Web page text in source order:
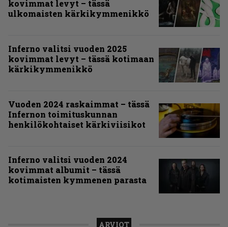
kovimmat levyt – tässä
ulkomaisten kärkikymmenikkö
Inferno valitsi vuoden 2025
kovimmat levyt – tässä kotimaan
kärkikymmenikkö
Vuoden 2024 raskaimmat – tässä
Infernon toimituskunnan
henkilökohtaiset kärkiviisikot
Inferno valitsi vuoden 2024
kovimmat albumit – tässä
kotimaisten kymmenen parasta
ARVIOT